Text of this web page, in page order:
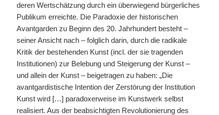
deren Wertschätzung durch ein überwiegend bürgerliches
Publikum erreichte. Die Paradoxie der historischen
Avantgarden zu Beginn des 20. Jahrhundert besteht –
seiner Ansicht nach – folglich darin, durch die radikale
Kritik der bestehenden Kunst (incl. der sie tragenden
Institutionen) zur Belebung und Steigerung der Kunst –
und allein der Kunst – beigetragen zu haben: „Die
avantgardistische Intention der Zerstörung der Institution
Kunst wird […] paradoxerweise im Kunstwerk selbst
realisiert. Aus der beabsichtigten Revolutionierung des